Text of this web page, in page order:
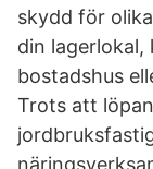
skydd för
din
bostadshus
Trots att